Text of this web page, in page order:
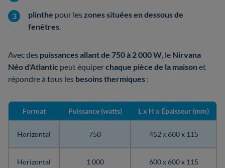
plinthe pour leszones situées en dessous de
fenêtres.
Avec des puissances allant de 750 à 2 000 W, le Nirvana
Néo d'Atlantic peut équiperchaque pièce de la maisonet
répondre à tous les besoins thermiques :
Format Puissance (watts) L x H x Épaisseur (mm)
Horizontal 750 452 x 600 x 115
Horizontal 1 000 600 x 600 x 115